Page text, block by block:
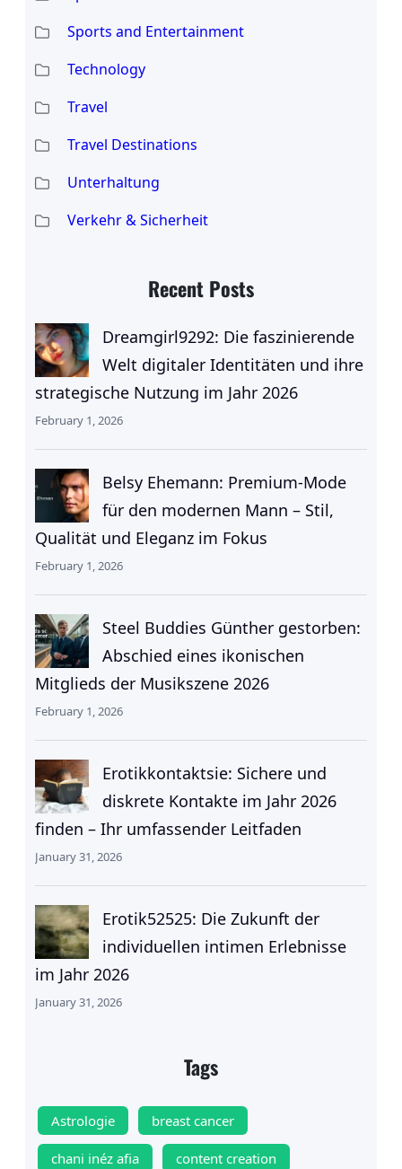
Sports and Entertainment
Technology
Travel
Travel Destinations
Unterhaltung
Verkehr & Sicherheit
Recent Posts
Dreamgirl9292: Die faszinierende
Welt digitaler Identitäten und ihre
strategische Nutzung im Jahr 2026
February 1, 2026
Belsy Ehemann: Premium-Mode
für den modernen Mann – Stil,
Qualität und Eleganz im Fokus
February 1, 2026
Steel Buddies Günther gestorben:
Abschied eines ikonischen
Mitglieds der Musikszene 2026
February 1, 2026
Erotikkontaktsie: Sichere und
diskrete Kontakte im Jahr 2026
finden – Ihr umfassender Leitfaden
January 31, 2026
Erotik52525: Die Zukunft der
individuellen intimen Erlebnisse
im Jahr 2026
January 31, 2026
Tags
Astrologie breast cancer
chani inéz afia content creation